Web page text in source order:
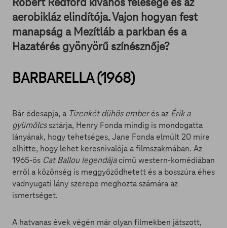
aerobikláz elindítója. Vajon hogyan fest
manapság a Mezítláb a parkban és a
Hazatérés gyönyörű színésznője?
BARBARELLA (1968)
Bár édesapja, a Tizenkét dühös emberés az Érik a
gyümölcssztárja, Henry Fonda mindig is mondogatta
lányának, hogy tehetséges, Jane Fonda elmúlt 20 mire
elhitte, hogy lehet keresnivalója a filmszakmában. Az
1965-ös Cat Ballou legendájacímű western-komédiában
erről a közönség is meggyőződhetett és a bosszúra éhes
vadnyugati lány szerepe meghozta számára az
ismertséget.
A hatvanas évek végén már olyan filmekben játszott,